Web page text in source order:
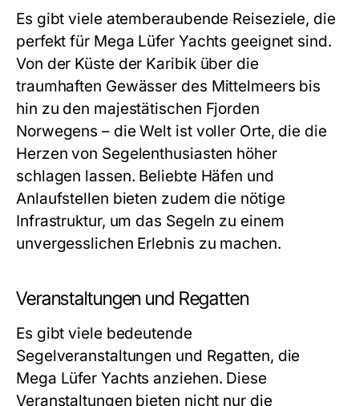
Es gibt viele atemberaubende Reiseziele, die
perfekt für Mega Lüfer Yachts geeignet sind.
Von der Küste der Karibik über die
traumhaften Gewässer des Mittelmeers bis
hin zu den majestätischen Fjorden
Norwegens – die Welt ist voller Orte, die die
Herzen von Segelenthusiasten höher
schlagen lassen. Beliebte Häfen und
Anlaufstellen bieten zudem die nötige
Infrastruktur, um das Segeln zu einem
unvergesslichen Erlebnis zu machen.
Veranstaltungen und Regatten
Es gibt viele bedeutende
Segelveranstaltungen und Regatten, die
Mega Lüfer Yachts anziehen. Diese
Veranstaltungen bieten nicht nur die